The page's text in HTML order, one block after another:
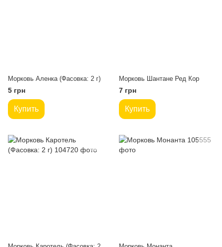
Морковь Аленка (Фасовка: 2 г)
5 грн
Купить
Морковь Шантане Ред Кор
7 грн
Купить